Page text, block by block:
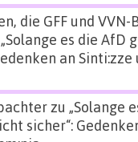
die GFF und VVN-
„Solange es die AfD
an Sinti:zze
zu „Solange
sicher“: